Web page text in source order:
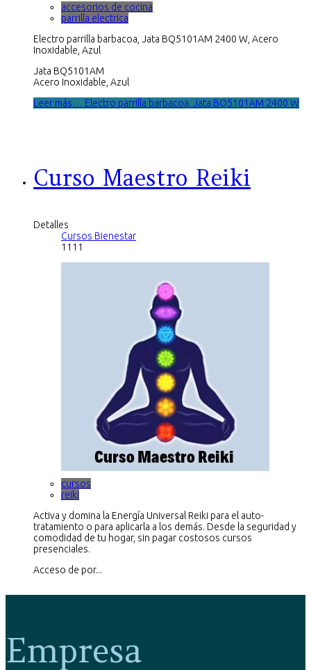
accesorios de cocina
parrilla electrica
Electro parrilla barbacoa, Jata BQ5101AM 2400 W, Acero
Inoxidable, Azul
Jata BQ5101AM
Acero Inoxidable, Azul
Leer más… Electro parrilla barbacoa, Jata BQ5101AM 2400 W
Curso Maestro Reiki
Detalles
Cursos Bienestar
1111
cursos
reiki
Activa y domina la Energía Universal Reiki para el auto-
tratamiento o para aplicarla a los demás. Desde la seguridad y
comodidad de tu hogar, sin pagar costosos cursos
presenciales.
Acceso de por...
Empresa